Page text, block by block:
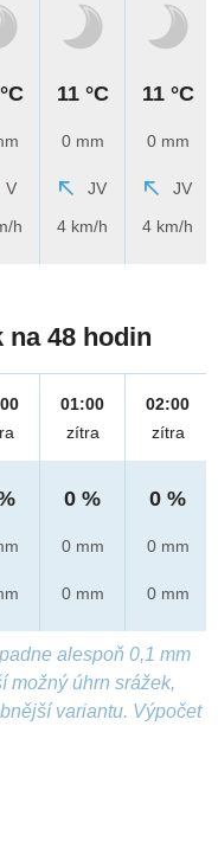
V
h
11 °C
0 mm
JV
4 km/h
11 °C
0 mm
JV
4 km/h
na 48 hodin
01:00
zítra
0 %
0 mm
0 mm
02:00
zítra
0 %
0 mm
0 mm
alespoň 0,1 mm
možný úhrn srážek,
variantu. Výpočet